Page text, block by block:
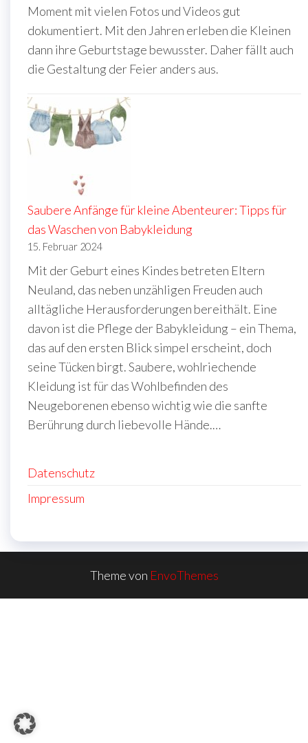
Moment mit vielen Fotos und Videos gut
dokumentiert. Mit den Jahren erleben die Kleinen
dann ihre Geburtstage bewusster. Daher fällt auch
die Gestaltung der Feier anders aus.
Saubere Anfänge für kleine Abenteurer: Tipps für
das Waschen von Babykleidung
15. Februar 2024
Mit der Geburt eines Kindes betreten Eltern
Neuland, das neben unzähligen Freuden auch
alltägliche Herausforderungen bereithält. Eine
davon ist die Pflege der Babykleidung – ein Thema,
das auf den ersten Blick simpel erscheint, doch
seine Tücken birgt. Saubere, wohlriechende
Kleidung ist für das Wohlbefinden des
Neugeborenen ebenso wichtig wie die sanfte
Berührung durch liebevolle Hände.…
Datenschutz
Impressum
Theme von EnvoThemes